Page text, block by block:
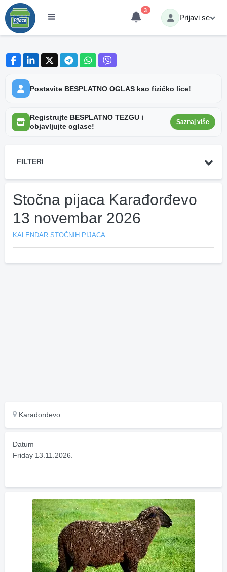
3
Prijavi se
Postavite BESPLATNO OGLAS kao fizičko lice!
Registrujte BESPLATNO TEZGU i
objavljujte oglase!
Saznaj više
FILTERI
Stočna pijaca Karađorđevo
13 novembar 2026
KALENDAR STOČNIH PIJACA
Karađorđevo
Datum
Friday 13.11.2026.